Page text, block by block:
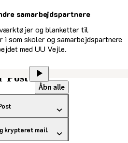
samarbejdspartnere
værktøjer og blanketter til
i som skoler og samarbejdspartnere
med UU Vejle.
Post
Åbn alle
krypteret mail